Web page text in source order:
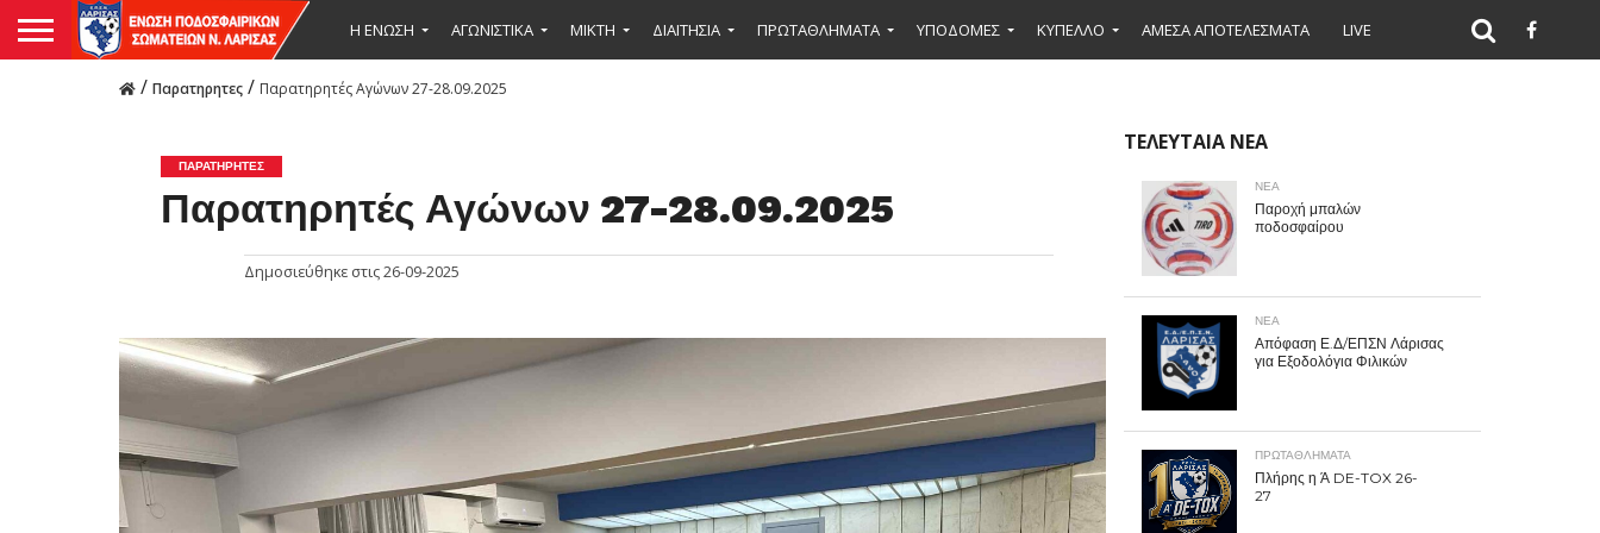
Η ΕΝΩΣΗ ΑΓΩΝΙΣΤΙΚΑ ΜΙΚΤΉ ΔΙΑΙΤΗΣΙΑ ΠΡΩΤΑΘΛΗΜΑΤΑ ΥΠΟΔΟΜΕΣ ΚΥΠΕΛΛΟ ΑΜΕΣΑ ΑΠΟΤΕΛΕΣΜΑΤΑ LIVE
/ Παρατηρητες / Παρατηρητές Αγώνων 27-28.09.2025
ΠΑΡΑΤΗΡΗΤΕΣ
Παρατηρητές Αγώνων 27-28.09.2025
Δημοσιεύθηκε στις26-09-2025
ΤΕΛΕΥΤΑΙΑ ΝΕΑ
ΝΕΑ
Παροχή μπαλών
ποδοσφαίρου
ΝΕΑ
Απόφαση Ε.Δ/ΕΠΣΝ Λάρισας
για Εξοδολόγια Φιλικών
ΠΡΩΤΑΘΛΉΜΑΤΑ
Πλήρης η Ά DE-TOX 26-
27